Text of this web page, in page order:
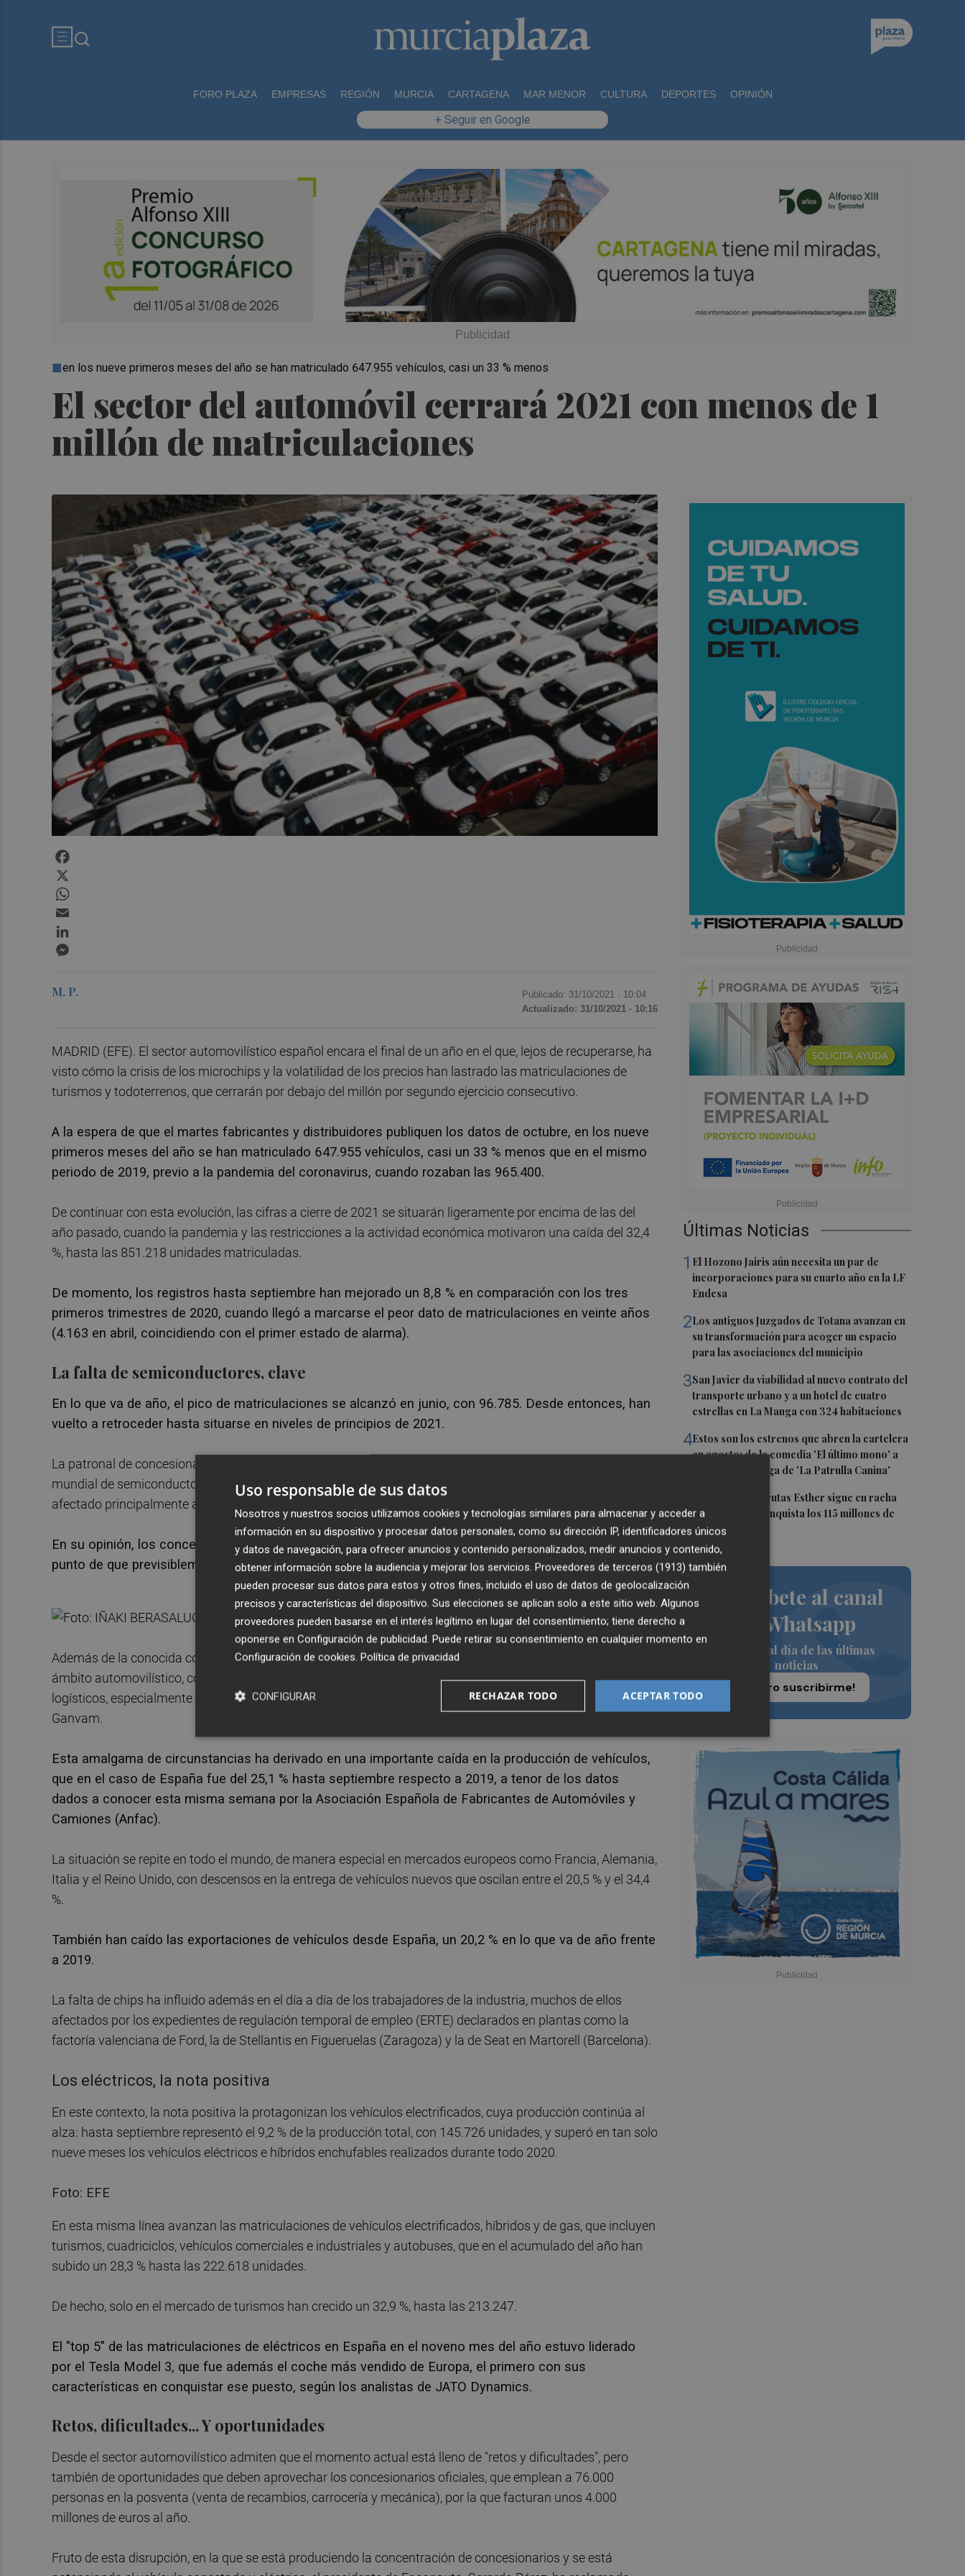
FORO PLAZA EMPRESAS REGIÓN MURCIA CARTAGENA MAR MENOR CULTURA DEPORTES OPINIÓN
+ Seguir en Google
El sector del automóvil cerrará 2021 con menos de 1
millón de matriculaciones
en los nueve primeros meses del año se han matriculado 647.955 vehículos, casi un 33 % menos
Últimas Noticias
1 El Hozono Jairis aún necesita un par de
incorporaciones para su cuarto año en la LF
Endesa
2Los antiguos Juzgados de Totana avanzan en
su transformación para acoger un espacio
para las asociaciones del municipio
3San Javier da viabilidad al nuevo contrato del
transporte urbano y a un hotel de cuatro
estrellas en La Manga con 324 habitaciones
4Estos son los estrenos que abren la cartelera
en agosto: de la comedia 'El último mono' a
una nueva entrega de 'La Patrulla Canina'
La abaranera Frutas Esther sigue en racha
ascendente y conquista los 115 millones de
facturación
Suscríbete al canal
de Whatsapp
Siempre al día de las últimas
noticias
¡Quiero suscribirme!
M. P. Publicado: 31/10/2021 · 10:04
Actualizado: 31/10/2021 · 10:16
MADRID (EFE). El sector automovilístico español encara el final de un año en el que, lejos de recuperarse, ha
visto cómo la crisis de los microchips y la volatilidad de los precios han lastrado las matriculaciones de
turismos y todoterrenos, que cerrarán por debajo del millón por segundo ejercicio consecutivo.
A la espera de que el martes fabricantes y distribuidores publiquen los datos de octubre, en los nueve
primeros meses del año se han matriculado 647.955 vehículos, casi un 33 % menos que en el mismo
periodo de 2019, previo a la pandemia del coronavirus, cuando rozaban las 965.400.
De continuar con esta evolución, las cifras a cierre de 2021 se situarán ligeramente por encima de las del
año pasado, cuando la pandemia y las restricciones a la actividad económica motivaron una caída del 32,4
%, hasta las 851.218 unidades matriculadas.
De momento, los registros hasta septiembre han mejorado un 8,8 % en comparación con los tres
primeros trimestres de 2020, cuando llegó a marcarse el peor dato de matriculaciones en veinte años
(4.163 en abril, coincidiendo con el primer estado de alarma).
La falta de semiconductores, clave
En lo que va de año, el pico de matriculaciones se alcanzó en junio, con 96.785. Desde entonces, han
vuelto a retroceder hasta situarse en niveles de principios de 2021.
La patronal de concesionarios Faconauto lamenta esta tónica negativa, que se ha agravado por la escasez
mundial de semiconductores, la cual está previsto que dure, al menos, hasta finales de 2022, y que ha
afectado principalmente al canal de particulares.
En su opinión, los concesionarios no tienen el "stock" suficiente para atender la demanda, hasta el
punto de que previsiblemente el sector concluirá con un nivel de ventas tan bajo como 2020.
Además de la conocida como "crisis de los microchips", existen otros factores que están afectando al
ámbito automovilístico, como la subida "desbocada" del precio de las materias primas y de los costes
logísticos, especialmente por vía marítima, según recuerda la patronal de vendedores automovilísticos
Ganvam.
Esta amalgama de circunstancias ha derivado en una importante caída en la producción de vehículos,
que en el caso de España fue del 25,1 % hasta septiembre respecto a 2019, a tenor de los datos
dados a conocer esta misma semana por la Asociación Española de Fabricantes de Automóviles y
Camiones (Anfac).
La situación se repite en todo el mundo, de manera especial en mercados europeos como Francia, Alemania,
Italia y el Reino Unido, con descensos en la entrega de vehículos nuevos que oscilan entre el 20,5 % y el 34,4
%.
También han caído las exportaciones de vehículos desde España, un 20,2 % en lo que va de año frente
a 2019.
La falta de chips ha influido además en el día a día de los trabajadores de la industria, muchos de ellos
afectados por los expedientes de regulación temporal de empleo (ERTE) declarados en plantas como la
factoría valenciana de Ford, la de Stellantis en Figueruelas (Zaragoza) y la de Seat en Martorell (Barcelona).
Los eléctricos, la nota positiva
En este contexto, la nota positiva la protagonizan los vehículos electrificados, cuya producción continúa al
alza: hasta septiembre representó el 9,2 % de la producción total, con 145.726 unidades, y superó en tan solo
nueve meses los vehículos eléctricos e híbridos enchufables realizados durante todo 2020.
Foto: EFE
En esta misma línea avanzan las matriculaciones de vehículos electrificados, híbridos y de gas, que incluyen
turismos, cuadriciclos, vehículos comerciales e industriales y autobuses, que en el acumulado del año han
subido un 28,3 % hasta las 222.618 unidades.
De hecho, solo en el mercado de turismos han crecido un 32,9 %, hasta las 213.247.
El "top 5" de las matriculaciones de eléctricos en España en el noveno mes del año estuvo liderado
por el Tesla Model 3, que fue además el coche más vendido de Europa, el primero con sus
características en conquistar ese puesto, según los analistas de JATO Dynamics.
Retos, dificultades... Y oportunidades
Desde el sector automovilístico admiten que el momento actual está lleno de "retos y dificultades", pero
también de oportunidades que deben aprovechar los concesionarios oficiales, que emplean a 76.000
personas en la posventa (venta de recambios, carrocería y mecánica), por la que facturan unos 4.000
millones de euros al año.
Fruto de esta disrupción, en la que se está produciendo la concentración de concesionarios y se está
Uso responsable de sus datos
Nosotros y nuestros socios utilizamos cookies y tecnologías similares para almacenar y acceder a
información en su dispositivo y procesar datos personales, como su dirección IP, identificadores únicos
y datos de navegación, para ofrecer anuncios y contenido personalizados, medir anuncios y contenido,
obtener información sobre la audiencia y mejorar los servicios. Proveedores de terceros (1913) también
pueden procesar sus datos para estos y otros fines, incluido el uso de datos de geolocalización
precisos y características del dispositivo. Sus elecciones se aplican solo a este sitio web. Algunos
proveedores pueden basarse en el interés legítimo en lugar del consentimiento; tiene derecho a
oponerse en Configuración de publicidad. Puede retirar su consentimiento en cualquier momento en
Configuración de cookies. Política de privacidad
ACEPTAR TODO
RECHAZAR TODO
CONFIGURAR